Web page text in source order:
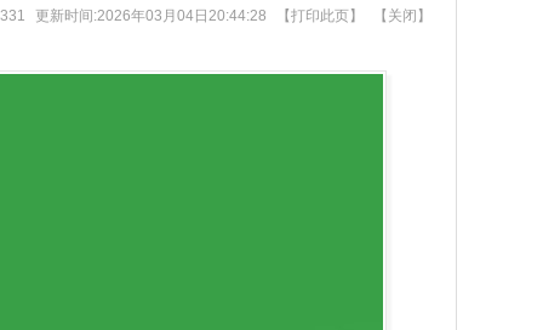
更新时间:2026年03月04日20:44:28 【打印此页】 【 关闭 】